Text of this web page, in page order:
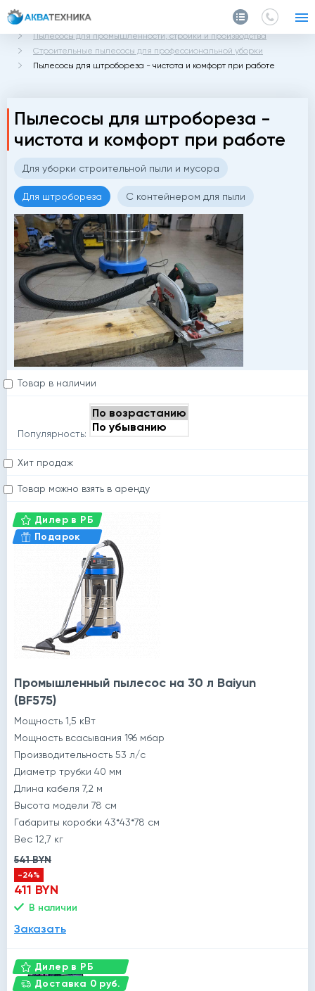
Главная
Каталог
Пылесосы для промышленности, стройки и производства
Строительные пылесосы для профессиональной уборки
Пылесосы для штробореза - чистота и комфорт при работе
Пылесосы для штробореза -
чистота и комфорт при работе
Для уборки строительной пыли и мусора
Для штробореза С контейнером для пыли
Товар в наличии
Популярность:
Хит продаж
Товар можно взять в аренду
Дилер в РБ
Подарок
Промышленный пылесос на 30 л Baiyun
(BF575)
Мощность 1,5 кВт
Мощность всасывания 196 мбар
Производительность 53 л/с
Диаметр трубки 40 мм
Длина кабеля 7,2 м
Высота модели 78 см
Габариты коробки 43*43*78 см
Вес 12,7 кг
541 BYN
-24%
411 BYN
В наличии
Заказать
Дилер в РБ
Доставка 0 руб.